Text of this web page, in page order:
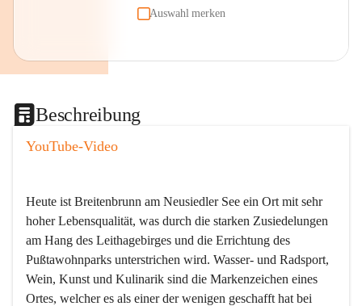
Auswahl merken
Beschreibung
YouTube-Video
Heute ist Breitenbrunn am Neusiedler See ein Ort mit sehr
hoher Lebensqualität, was durch die starken Zusiedelungen
am Hang des Leithagebirges und die Errichtung des
Pußtawohnparks unterstrichen wird. Wasser- und Radsport,
Wein, Kunst und Kulinarik sind die Markenzeichen eines
Ortes, welcher es als einer der wenigen geschafft hat bei